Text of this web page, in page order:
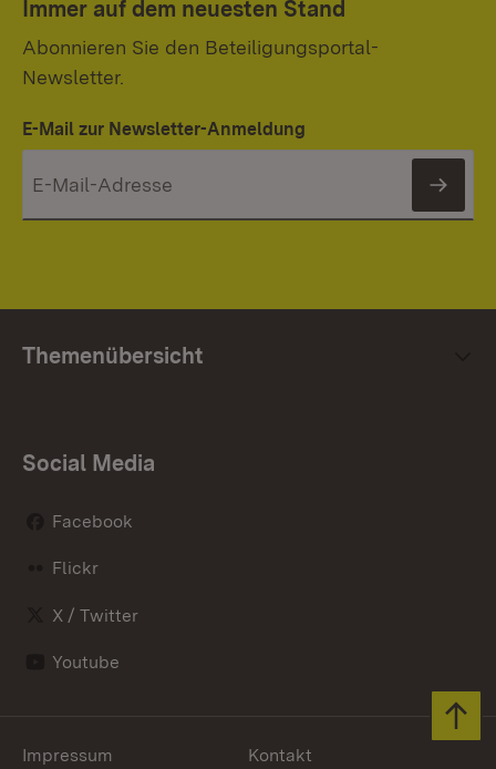
Immer auf dem neuesten Stand
Abonnieren Sie den Beteiligungsportal-
Newsletter.
E-Mail zur Newsletter-Anmeldung
Themenübersicht
Social Media
Facebook
Flickr
X / Twitter
Youtube
Impressum Kontakt